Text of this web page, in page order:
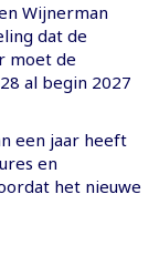
Wijnerman
dat de
moet de
al begin 2027
een jaar heeft
en
het nieuwe